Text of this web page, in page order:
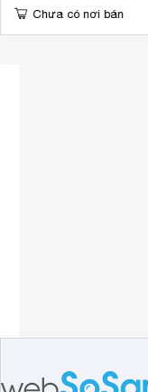
Chưa có nơi bán